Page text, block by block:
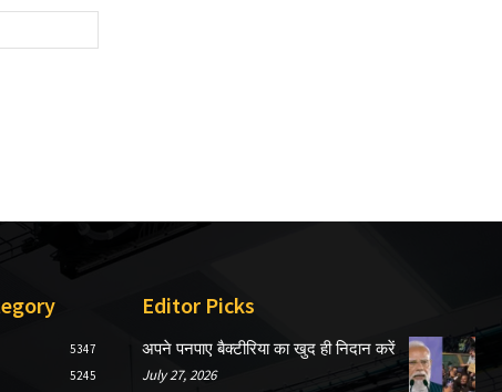
5347
5245
Editor Picks
अपने पनपाए बैक्टीरिया का खुद ही निदान करें
July 27, 2026